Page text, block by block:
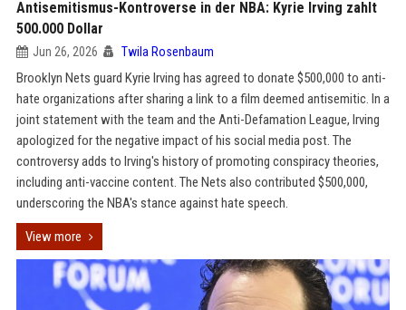
Antisemitismus-Kontroverse in der NBA: Kyrie Irving zahlt
500.000 Dollar
Jun 26, 2026 Twila Rosenbaum
Brooklyn Nets guard Kyrie Irving has agreed to donate $500,000 to anti-
hate organizations after sharing a link to a film deemed antisemitic. In a
joint statement with the team and the Anti-Defamation League, Irving
apologized for the negative impact of his social media post. The
controversy adds to Irving's history of promoting conspiracy theories,
including anti-vaccine content. The Nets also contributed $500,000,
underscoring the NBA's stance against hate speech.
View more